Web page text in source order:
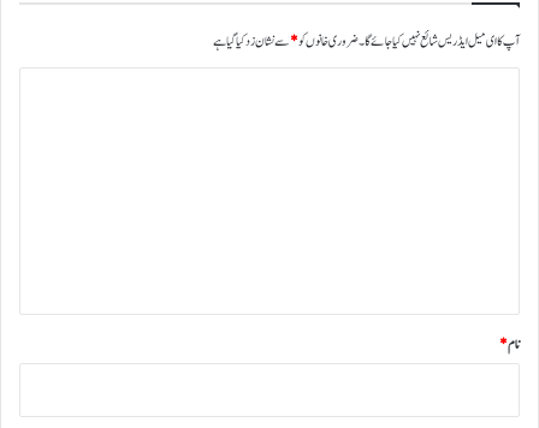
ئ
ی
آپ کا ای میل ایڈریس شائع نہیں کیا جائے گا۔ضروری خانوں کو*سے نشان زد کیا گیا ہے
نام*